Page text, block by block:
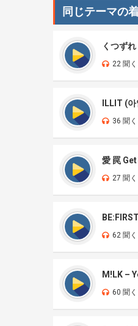
同じテーマの
くつず
22 聞く
36 聞く
愛 罠
27 聞く
62 聞く
M!LK –
60 聞く